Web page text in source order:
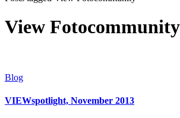
View Fotocommunity
Blog
VIEWspotlight, November 2013